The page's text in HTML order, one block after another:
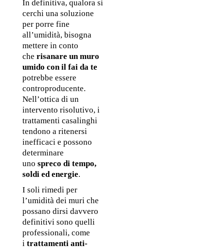
In definitiva, qualora si
cerchi una soluzione
per porre fine
all’umidità, bisogna
mettere in conto
che risanare un muro
umido con il fai da te
potrebbe essere
controproducente.
Nell’ottica di un
intervento risolutivo, i
trattamenti casalinghi
tendono a ritenersi
inefficaci e possono
determinare
uno spreco di tempo,
soldi ed energie.
I soli rimedi per
l’umidità dei muri che
possano dirsi davvero
definitivi sono quelli
professionali, come
i trattamenti anti-